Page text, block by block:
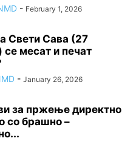
- February 1, 2026
Свети Сава (27
се месат и печат
- January 26, 2026
за пржење директно
со брашно –